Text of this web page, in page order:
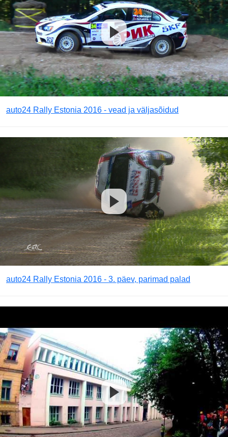
auto24 Rally Estonia 2016 - vead ja väljasõidud
auto24 Rally Estonia 2016 - 3. päev, parimad palad